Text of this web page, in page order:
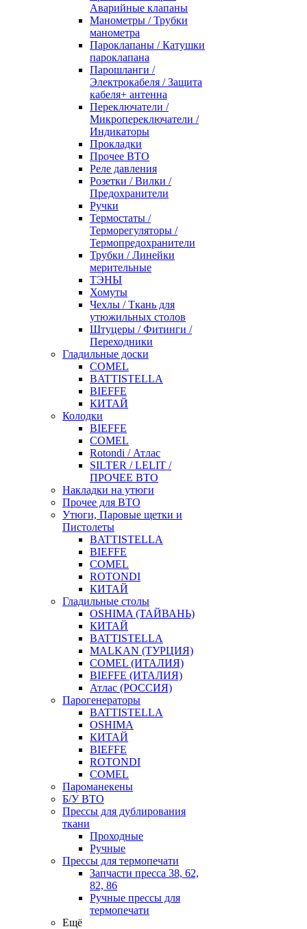
Аварийные клапаны
Манометры / Трубки
манометра
Пароклапаны / Катушки
пароклапана
Парошланги /
Электрокабеля / Защита
кабеля+ антенна
Переключатели /
Микропереключатели /
Индикаторы
Прокладки
Прочее ВТО
Реле давления
Розетки / Вилки /
Предохранители
Ручки
Термостаты /
Терморегуляторы /
Термопредохранители
Трубки / Линейки
мерительные
ТЭНЫ
Хомуты
Чехлы / Ткань для
утюжильных столов
Штуцеры / Фитинги /
Переходники
Гладильные доски
COMEL
BATTISTELLA
BIEFFE
КИТАЙ
Колодки
BIEFFE
COMEL
Rotondi / Атлас
SILTER / LELIT /
ПРОЧЕЕ ВТО
Накладки на утюги
Прочее для ВТО
Утюги, Паровые щетки и
Пистолеты
BATTISTELLA
BIEFFE
COMEL
ROTONDI
КИТАЙ
Гладильные столы
OSHIMA (ТАЙВАНЬ)
КИТАЙ
BATTISTELLA
MALKAN (ТУРЦИЯ)
COMEL (ИТАЛИЯ)
BIEFFE (ИТАЛИЯ)
Атлас (РОССИЯ)
Парогенераторы
BATTISTELLA
OSHIMA
КИТАЙ
BIEFFE
ROTONDI
COMEL
Пароманекены
Б/У ВТО
Прессы для дублирования
ткани
Проходные
Ручные
Прессы для термопечати
Запчасти пресса 38, 62,
82, 86
Ручные прессы для
термопечати
Ещё